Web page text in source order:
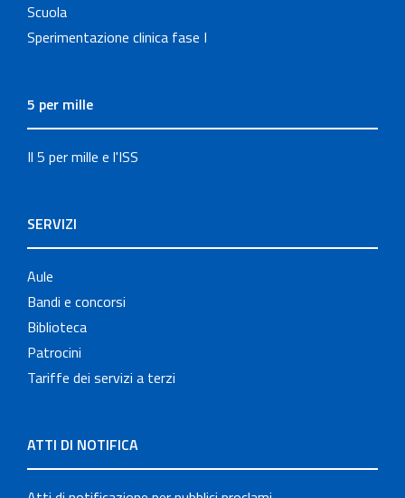
Scuola
Sperimentazione clinica fase I
5 per mille
Il 5 per mille e l'ISS
SERVIZI
Aule
Bandi e concorsi
Biblioteca
Patrocini
Tariffe dei servizi a terzi
ATTI DI NOTIFICA